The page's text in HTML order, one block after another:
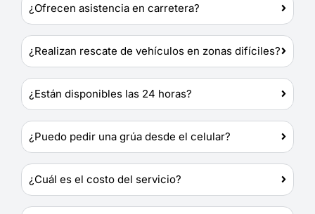
¿Ofrecen asistencia en carretera?
¿Realizan rescate de vehículos en zonas difíciles?
¿Están disponibles las 24 horas?
¿Puedo pedir una grúa desde el celular?
¿Cuál es el costo del servicio?